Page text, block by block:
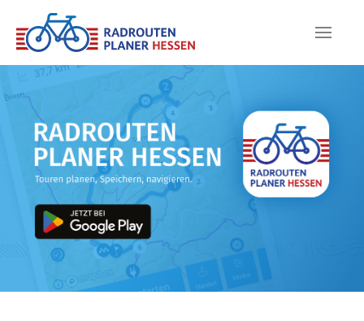
Skip to main content